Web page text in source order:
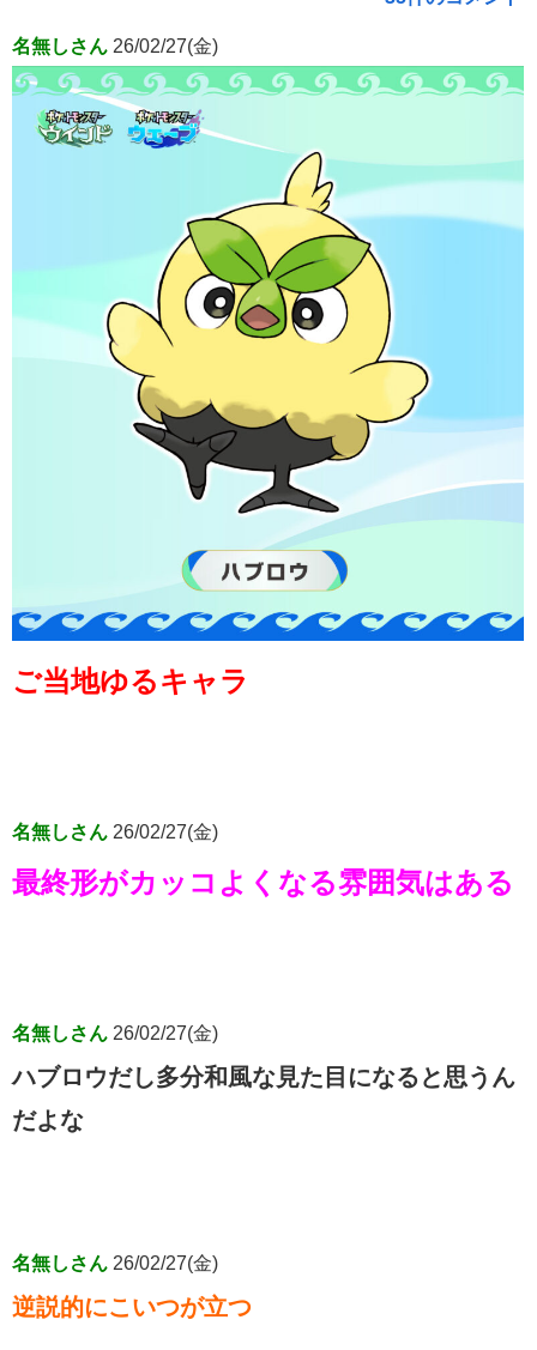
名無しさん 26/02/27(金)
ご当地ゆるキャラ
名無しさん 26/02/27(金)
最終形がカッコよくなる雰囲気はある
名無しさん 26/02/27(金)
ハブロウだし多分和風な見た目になると思うん
だよな
名無しさん 26/02/27(金)
逆説的にこいつが立つ